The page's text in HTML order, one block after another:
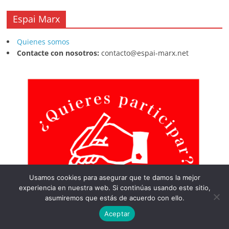
Espai Marx
Quienes somos
Contacte con nosotros: contacto@espai-marx.net
Usamos cookies para asegurar que te damos la mejor
experiencia en nuestra web. Si continúas usando este sitio,
asumiremos que estás de acuerdo con ello.
Aceptar